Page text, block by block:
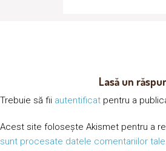
Lasă un
Trebuie să fii autentificat pentru a
Acest site folosește Akismet pentru a
sunt procesate datele comentariilor tale